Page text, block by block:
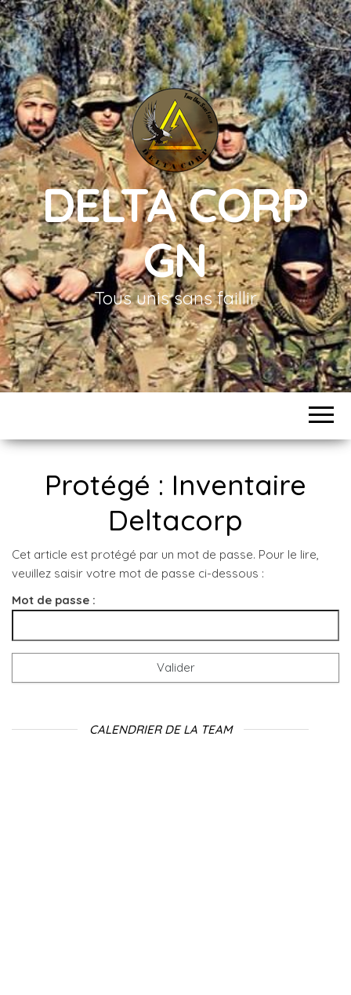
DELTA CORP
GN
Tous unis sans faillir
Protégé : Inventaire
Deltacorp
Cet article est protégé par un mot de passe. Pour le lire,
veuillez saisir votre mot de passe ci-dessous :
Mot de passe :
CALENDRIER DE LA TEAM